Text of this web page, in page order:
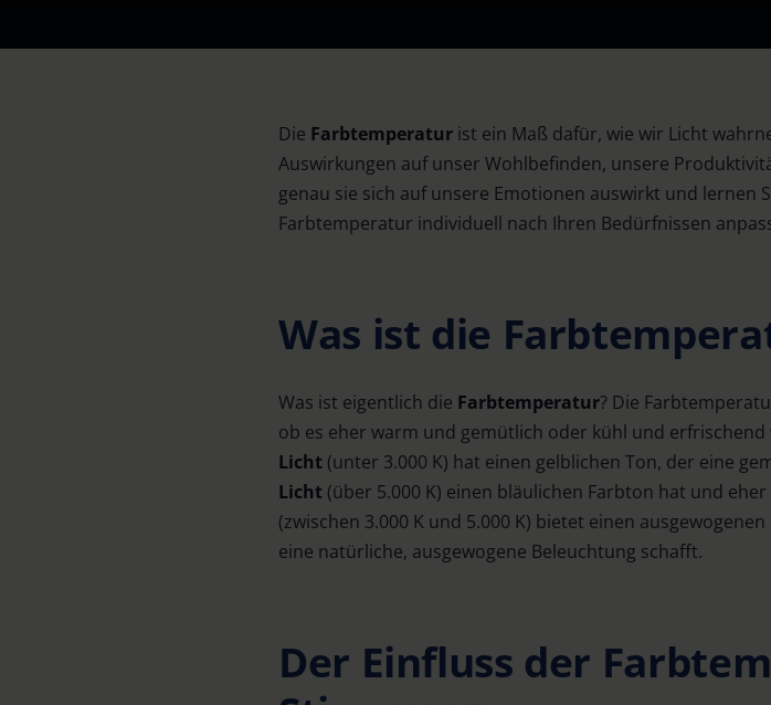
Die Farbtemperatur ist ein Maß dafür, wie wir Licht
Auswirkungen auf unser Wohlbefinden, unsere
genau sie sich auf unsere Emotionen auswirkt und lernen
Farbtemperatur individuell nach Ihren Bedürfnissen
Was ist die
Was ist eigentlich die Farbtemperatur? Die
ob es eher warm und gemütlich oder kühl und erfrischend
Licht (unter 3.000 K) hat einen gelblichen Ton, der eine
Licht (über 5.000 K) einen bläulichen Farbton hat und
(zwischen 3.000 K und 5.000 K) bietet einen
eine natürliche, ausgewogene Beleuchtung schafft.
Der Einfluss der